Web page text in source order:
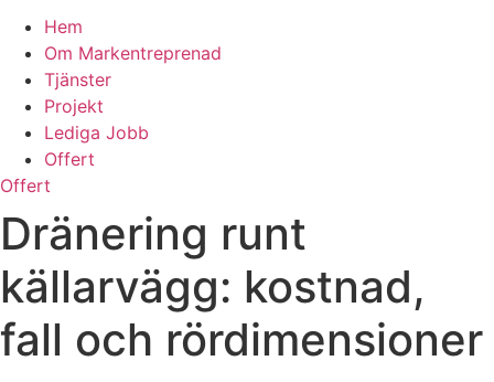
Hem
Om Markentreprenad
Tjänster
Projekt
Lediga Jobb
Offert
Offert
Dränering runt
källarvägg: kostnad,
fall och rördimensioner